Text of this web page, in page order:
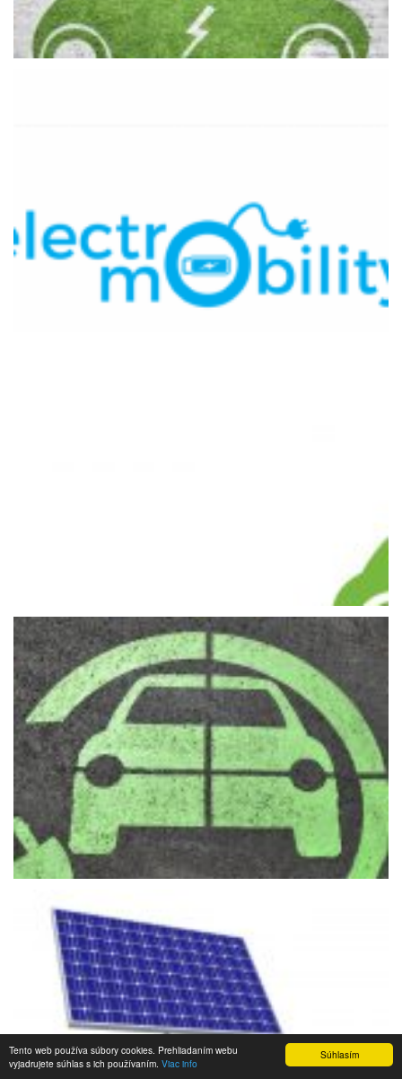
Súhlasím
Tento web používa súbory cookies. Prehliadaním webu
vyjadrujete súhlas s ich používaním. Viac info